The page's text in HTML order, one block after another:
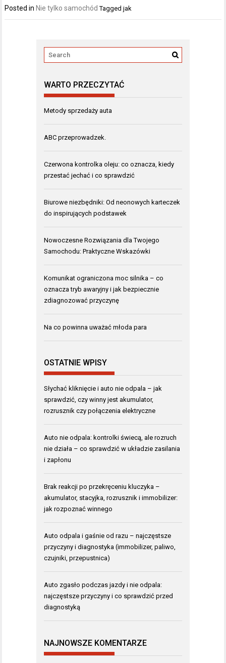
Posted in Nie tylko samochód Taggedjak
WARTO PRZECZYTAĆ
Metody sprzedaży auta
ABC przeprowadzek.
Czerwona kontrolka oleju: co oznacza, kiedy
przestać jechać i co sprawdzić
Biurowe niezbędniki: Od neonowych karteczek
do inspirujących podstawek
Nowoczesne Rozwiązania dla Twojego
Samochodu: Praktyczne Wskazówki
Komunikat ograniczona moc silnika – co
oznacza tryb awaryjny i jak bezpiecznie
zdiagnozować przyczynę
Na co powinna uważać młoda para
OSTATNIE WPISY
Słychać kliknięcie i auto nie odpala – jak
sprawdzić, czy winny jest akumulator,
rozrusznik czy połączenia elektryczne
Auto nie odpala: kontrolki świecą, ale rozruch
nie działa – co sprawdzić w układzie zasilania
i zapłonu
Brak reakcji po przekręceniu kluczyka –
akumulator, stacyjka, rozrusznik i immobilizer:
jak rozpoznać winnego
Auto odpala i gaśnie od razu – najczęstsze
przyczyny i diagnostyka (immobilizer, paliwo,
czujniki, przepustnica)
Auto zgasło podczas jazdy i nie odpala:
najczęstsze przyczyny i co sprawdzić przed
diagnostyką
NAJNOWSZE KOMENTARZE